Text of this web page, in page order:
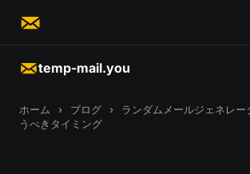
temp-mail.you
ホーム › ブログ ›
ランダムメールジェネレ
うべきタイミング